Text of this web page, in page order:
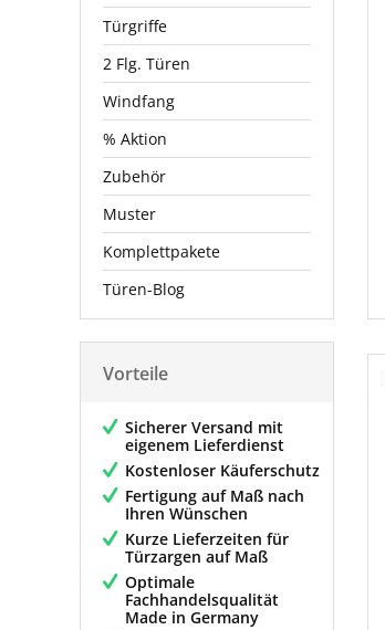
Türgriffe
2 Flg. Türen
Windfang
% Aktion
Zubehör
Muster
Komplettpakete
Türen-Blog
Vorteile
Sicherer Versand mit
eigenem Lieferdienst
Kostenloser Käuferschutz
Fertigung auf Maß nach
Ihren Wünschen
Kurze Lieferzeiten für
Türzargen auf Maß
Optimale
Fachhandelsqualität
Made in Germany